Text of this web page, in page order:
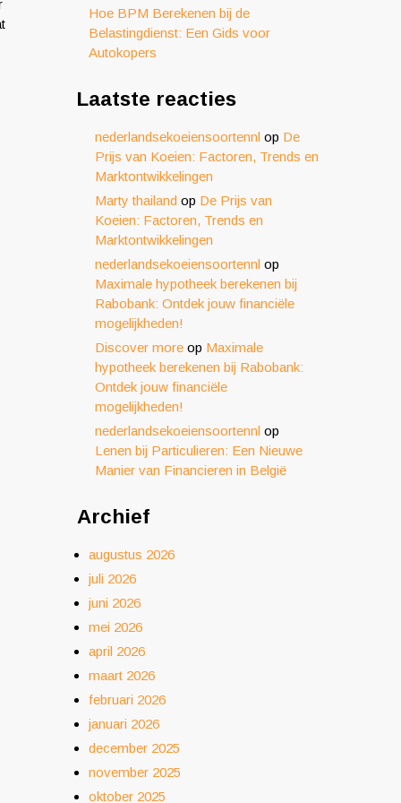
Hoe BPM Berekenen bij de
Belastingdienst: Een Gids voor
Autokopers
Laatste reacties
nederlandsekoeiensoortennl op De
Prijs van Koeien: Factoren, Trends en
Marktontwikkelingen
Marty thailand op De Prijs van
Koeien: Factoren, Trends en
Marktontwikkelingen
nederlandsekoeiensoortennl op
Maximale hypotheek berekenen bij
Rabobank: Ontdek jouw financiële
mogelijkheden!
Discover more op Maximale
hypotheek berekenen bij Rabobank:
Ontdek jouw financiële
mogelijkheden!
nederlandsekoeiensoortennl op
Lenen bij Particulieren: Een Nieuwe
Manier van Financieren in België
Archief
augustus 2026
juli 2026
juni 2026
mei 2026
april 2026
maart 2026
februari 2026
januari 2026
december 2025
november 2025
oktober 2025